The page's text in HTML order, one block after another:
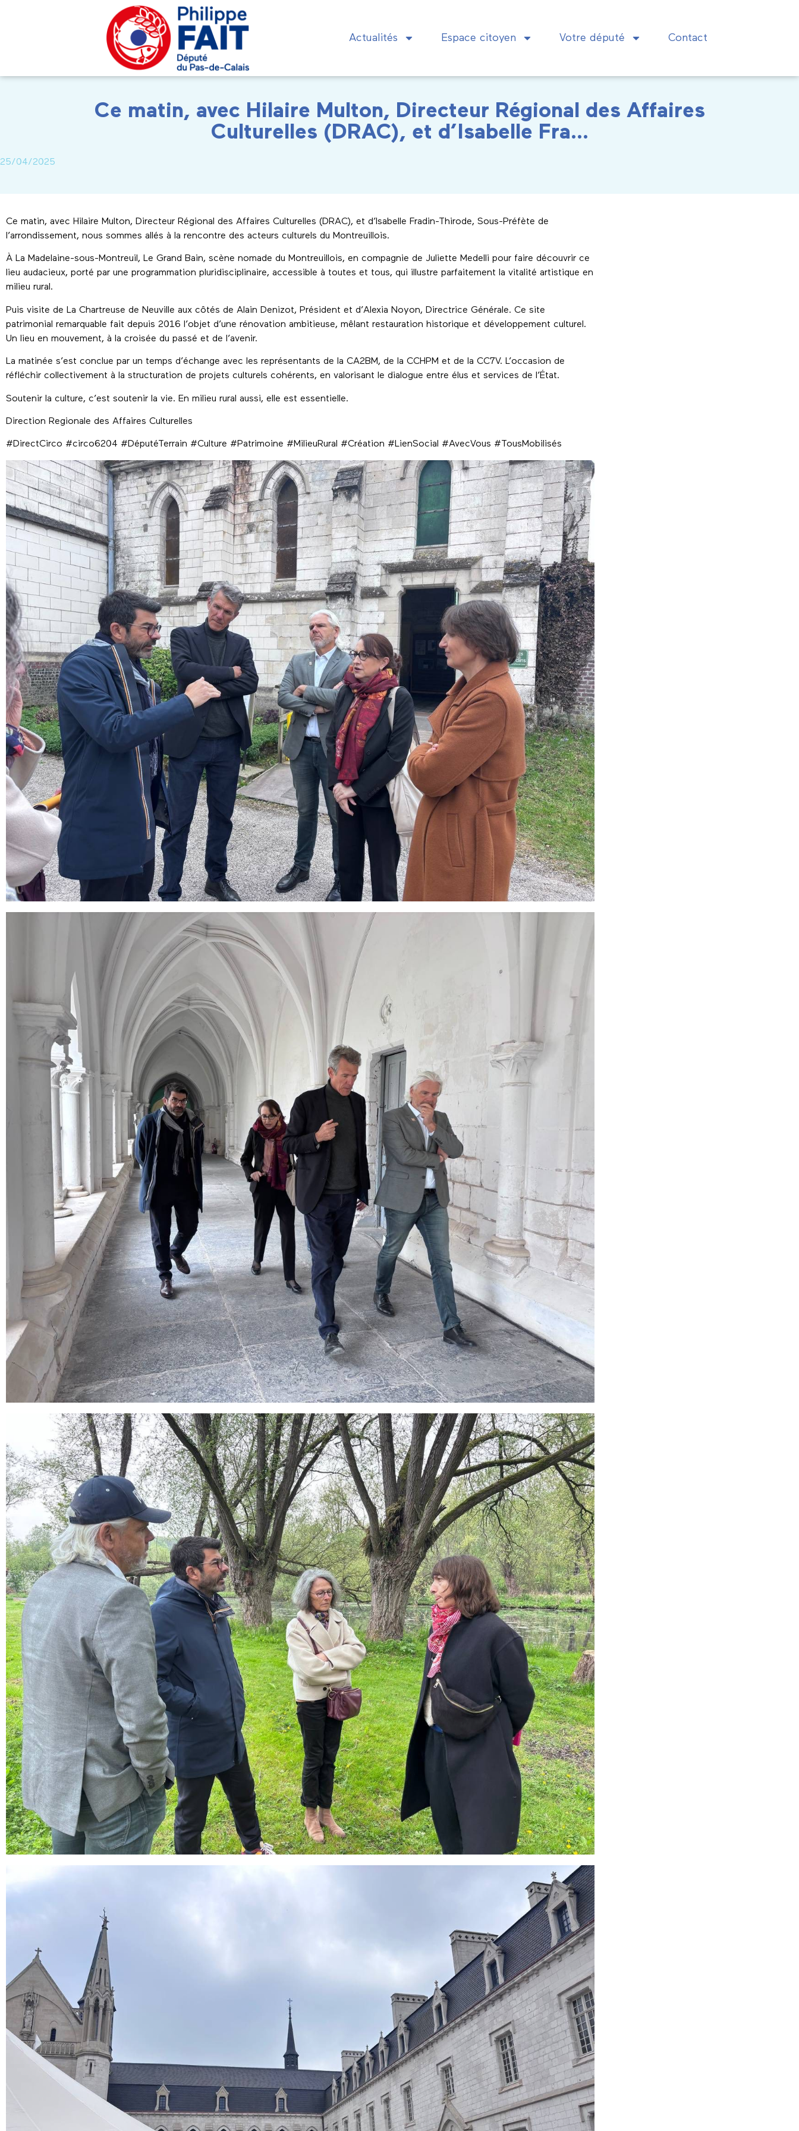
Actualités Espace citoyen Votre député Contact
Ce matin, avec Hilaire Multon, Directeur Régional des Affaires
Culturelles (DRAC), et d’Isabelle Fra…
25/04/2025
Ce matin, avec Hilaire Multon, Directeur Régional des Affaires Culturelles (DRAC), et d’Isabelle Fradin-Thirode, Sous-Préfète de
l’arrondissement, nous sommes allés à la rencontre des acteurs culturels du Montreuillois.
À La Madelaine-sous-Montreuil, Le Grand Bain, scène nomade du Montreuillois, en compagnie de Juliette Medelli pour faire découvrir ce
lieu audacieux, porté par une programmation pluridisciplinaire, accessible à toutes et tous, qui illustre parfaitement la vitalité artistique en
milieu rural.
Puis visite de La Chartreuse de Neuville aux côtés de Alain Denizot, Président et d’Alexia Noyon, Directrice Générale. Ce site
patrimonial remarquable fait depuis 2016 l’objet d’une rénovation ambitieuse, mêlant restauration historique et développement culturel.
Un lieu en mouvement, à la croisée du passé et de l’avenir.
La matinée s’est conclue par un temps d’échange avec les représentants de la CA2BM, de la CCHPM et de la CC7V. L’occasion de
réfléchir collectivement à la structuration de projets culturels cohérents, en valorisant le dialogue entre élus et services de l’État.
Soutenir la culture, c’est soutenir la vie. En milieu rural aussi, elle est essentielle.
Direction Regionale des Affaires Culturelles
#DirectCirco #circo6204 #DéputéTerrain #Culture #Patrimoine #MilieuRural #Création #LienSocial #AvecVous #TousMobilisés